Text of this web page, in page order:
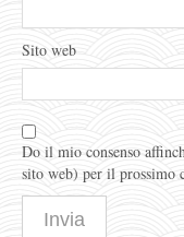
Sito web
Do il mio consenso
sito web) per il prossimo